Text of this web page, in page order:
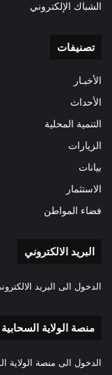
الشباك الإلكتروني
تصنيفات
الأخبـار
الأحداث
التنمية المحلية
الزيارات
بيانات
الاستثمار
فضاء المواطن
البريد الالكتروني
الدخول الى البريد
منصة الولاية السحابية
الدخول الى منصة الولاية